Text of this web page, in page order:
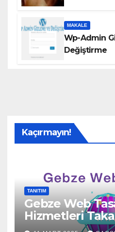
MAKALE
Wp-Admin
Değiştirme
Kaçırmayın!
TANITIM
Gebze Web
Hizmetleri